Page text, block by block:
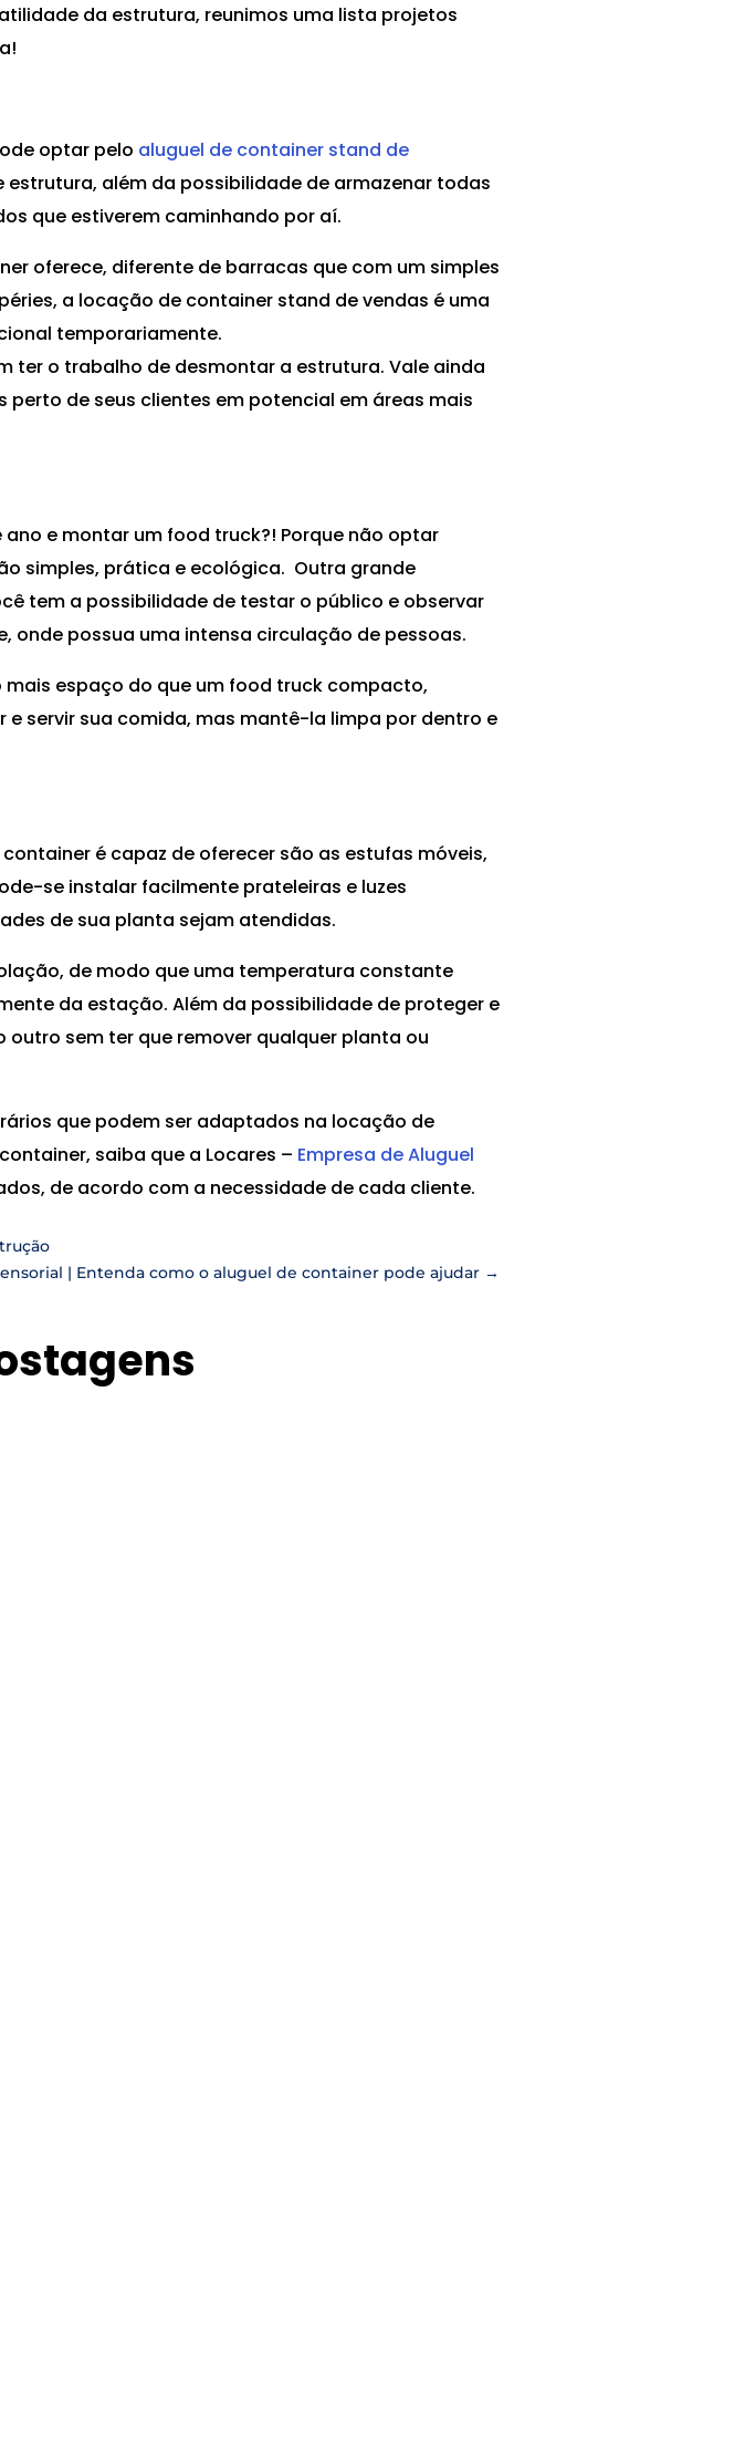
da estrutura, reunimos uma lista projetos
optar pelo aluguel de container stand de
além da possibilidade de armazenar todas
que estiverem caminhando por aí.
oferece, diferente de barracas que com um simples
a locação de container stand de vendas é uma
temporariamente.
ter o trabalho de desmontar a estrutura. Vale ainda
de seus clientes em potencial em áreas mais
e montar um food truck?! Porque não optar
simples, prática e ecológica. Outra grande
tem a possibilidade de testar o público e observar
onde possua uma intensa circulação de pessoas.
espaço do que um food truck compacto,
servir sua comida, mas mantê-la limpa por dentro e
é capaz de oferecer são as estufas móveis,
se instalar facilmente prateleiras e luzes
de sua planta sejam atendidas.
de modo que uma temperatura constante
da estação. Além da possibilidade de proteger e
sem ter que remover qualquer planta ou
que podem ser adaptados na locação de
saiba que a Locares – Empresa de Aluguel
de acordo com a necessidade de cada cliente.
| Entenda como o aluguel de container pode ajudar →